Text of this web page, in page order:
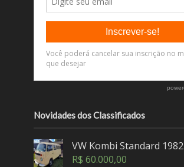
Novidades dos Classificados
VW Kombi Standard 1982
R$ 60.000,00